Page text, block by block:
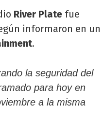
River Plate fue
informaron en un
.
la seguridad del
para hoy en
a la misma